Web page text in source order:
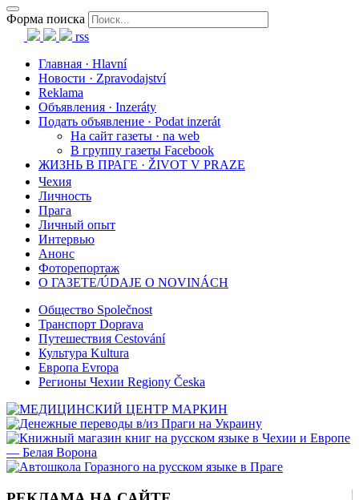
Форма поиска
rss
Главная · Hlavní
Новости · Zpravodajství
Reklama
Объявления · Inzeráty
Подать объявление · Podat inzerát
На сайт газеты · na web
В группу газеты Facebook
ЖИЗНЬ В ПРАГЕ · ŽIVOT V PRAZE
Чехия
Личность
Прага
Личный опыт
Интервью
Анонс
Фоторепортаж
О ГАЗЕТЕ/ÚDAJE O NOVINÁCH
Общество Společnost
Транспорт Doprava
Путешествия Cestování
Культура Kultura
Европа Evropa
Регионы Чехии Regiony Česka